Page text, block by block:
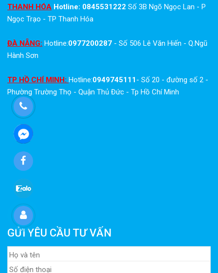
THANH HÓA Hotline: 0845531222 Số 3B Ngõ Ngọc Lan - P
Ngọc Trạo - TP Thanh Hóa
ĐÀ NẴNG: Hotline:0977200287 - Số 506 Lê Văn Hiến - Q.Ngũ
Hành Sơn
TP HỒ CHÍ MINH: Hotline:0949745111 - Số 20 - đường số 2 -
Phường Trường Thọ - Quận Thủ Đức - Tp Hồ Chí Minh
GỬI YÊU CẦU TƯ VẤN